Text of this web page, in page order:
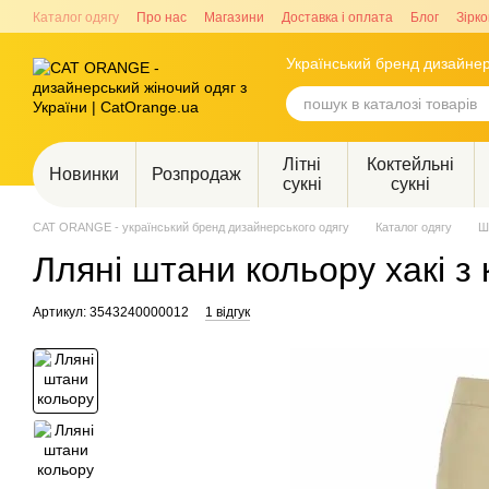
Перейти до основного контенту
Каталог одягу Про нас Магазини Доставка і оплата Блог
Український бренд
Новинки Розпродаж
Літні
сукні
Коктейльні
сукні
CAT ORANGE - український бренд дизайнерського одягу Каталог одягу
Лляні штани кольору хакі
Артикул: 3543240000012 1 відгук